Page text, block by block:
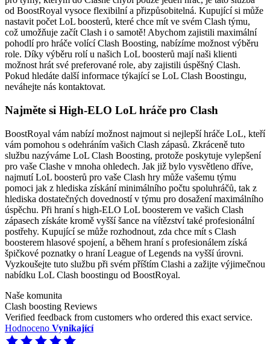
od BoostRoyal vysoce flexibilní a přizpůsobitelná. Kupující si může
nastavit počet LoL boosterů, které chce mít ve svém Clash týmu,
což umožňuje začít Clash i o samotě! Abychom zajistili maximální
pohodlí pro hráče volící Clash Boosting, nabízíme možnost výběru
role. Díky výběru rolí u našich LoL boosterů mají naši klienti
možnost hrát své preferované role, aby zajistili úspěšný Clash.
Pokud hledáte další informace týkající se LoL Clash Boostingu,
neváhejte nás kontaktovat.
Najměte si High-ELO LoL hráče pro Clash
BoostRoyal vám nabízí možnost najmout si nejlepší hráče LoL, kteří
vám pomohou s odehráním vašich Clash zápasů. Zkráceně tuto
službu nazýváme LoL Clash Boosting, protože poskytuje vylepšení
pro vaše Clashe v mnoha ohledech. Jak již bylo vysvětleno dříve,
najmutí LoL boosterů pro vaše Clash hry může vašemu týmu
pomoci jak z hlediska získání minimálního počtu spoluhráčů, tak z
hlediska dostatečných dovedností v týmu pro dosažení maximálního
úspěchu. Při hraní s high-ELO LoL boosterem ve vašich Clash
zápasech získáte kromě vyšší šance na vítězství také profesionální
postřehy. Kupující se může rozhodnout, zda chce mít s Clash
boosterem hlasové spojení, a během hraní s profesionálem získá
špičkové poznatky o hraní League of Legends na vyšší úrovni.
Vyzkoušejte tuto službu při svém příštím Clashi a zažijte výjimečnou
nabídku LoL Clash boostingu od BoostRoyal.
Naše komunita
Clash boosting Reviews
Verified feedback from customers who ordered this exact service.
Hodnoceno Vynikající